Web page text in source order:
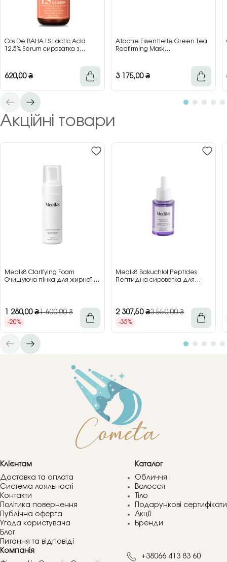
Cos De BAHA LS Lactic Acid
12.5% Serum сироватка з
620,00₴
Atache Essentielle Green Tea
Reafirming Mask
3 175,00₴
Акційні товари
Medik8 Clarifying Foam
Очищуюча пінка для жирної та
1 280,00₴1 600,00₴
-20%
Medik8 Bakuchiol Peptides
Пептидна сироватка для
2 307,50₴3 550,00₴
-35%
Клієнтам
Доставка та оплата
Система лояльності
Контакти
Політика повернення
Публічна оферта
Угода користувача
Блог
Питання та відповіді
Каталог
Обличчя
Волосся
Тіло
Подарункові сертифікати
Акції
Бренди
Компанія
+38066 413 83 60